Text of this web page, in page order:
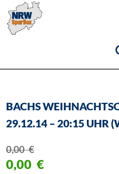
Hauptnavigation
BACHS
29.12.14 – 20:15 UHR
0,00€
0,00 €